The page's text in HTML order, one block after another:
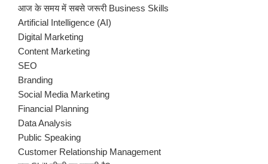
आज के समय में सबसे जरूरी Business Skills
Artificial Intelligence (AI)
Digital Marketing
Content Marketing
SEO
Branding
Social Media Marketing
Financial Planning
Data Analysis
Public Speaking
Customer Relationship Management